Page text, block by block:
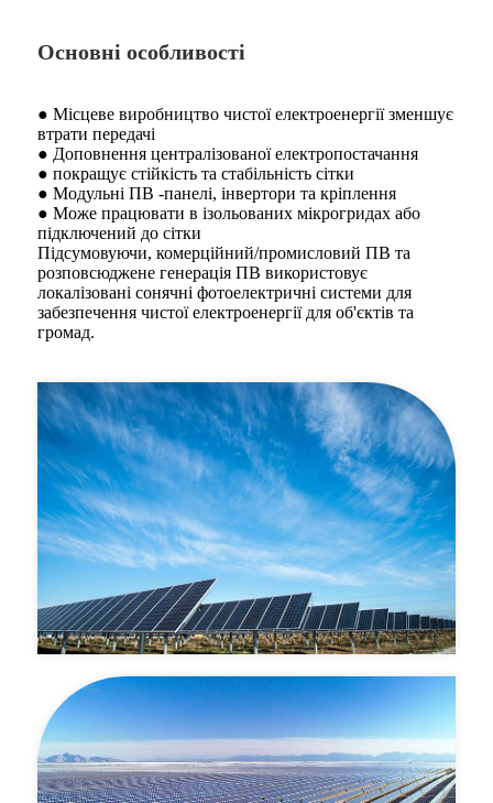
Основні особливості
● Місцеве виробництво чистої електроенергії зменшує
втрати передачі
● Доповнення централізованої електропостачання
● покращує стійкість та стабільність сітки
● Модульні ПВ -панелі, інвертори та кріплення
● Може працювати в ізольованих мікрогридах або
підключений до сітки
Підсумовуючи, комерційний/промисловий ПВ та
розповсюджене генерація ПВ використовує
локалізовані сонячні фотоелектричні системи для
забезпечення чистої електроенергії для об'єктів та
громад.